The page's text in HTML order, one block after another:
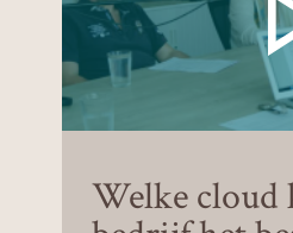
Welke cloud